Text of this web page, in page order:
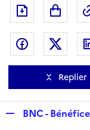
Exporter
Partager
Replier
BNC -